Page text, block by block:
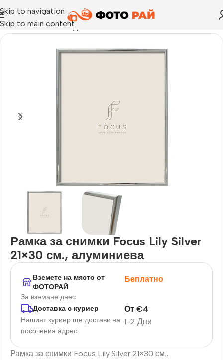
Skip to navigation
Skip to main content
Начало›Рамка за една снимка
Рамка за снимки Focus Lily Silver
21×30 см., алуминиева
Вземете на място от
ФОТОРАЙ
За вземане днес
Беплатно
Доставка с куриер
Нашият куриер ще достави на
посочения адрес
1-2 Дни
От€4
Рамка за снимки Focus Lily Silver 21×30 см.,